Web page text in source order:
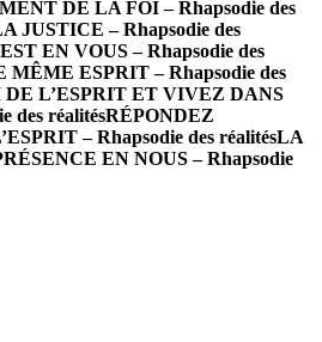
DE LA FOI – Rhapsodie des
JUSTICE – Rhapsodie des
EN VOUS – Rhapsodie des
MÊME ESPRIT – Rhapsodie des
L’ESPRIT ET VIVEZ DANS
des réalitésRÉPONDEZ
– Rhapsodie des réalitésLA
EN NOUS – Rhapsodie